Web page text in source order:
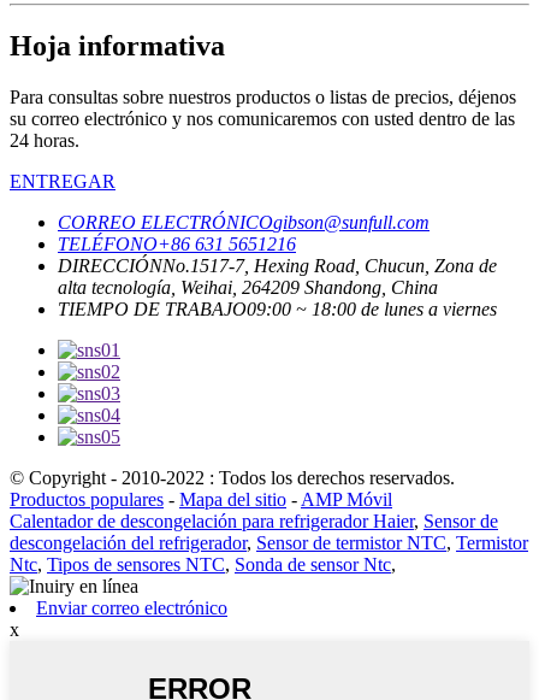
Hoja informativa
Para consultas sobre nuestros productos o listas de precios, déjenos
su correo electrónico y nos comunicaremos con usted dentro de las
24 horas.
ENTREGAR
CORREO ELECTRÓNICOgibson@sunfull.com
TELÉFONO+86 631 5651216
DIRECCIÓNNo.1517-7, Hexing Road, Chucun, Zona de
alta tecnología, Weihai, 264209 Shandong, China
TIEMPO DE TRABAJO09:00 ~ 18:00 de lunes a viernes
© Copyright - 2010-2022 : Todos los derechos reservados.
Productos populares - Mapa del sitio - AMP Móvil
Calentador de descongelación para refrigerador Haier, Sensor de
descongelación del refrigerador, Sensor de termistor NTC, Termistor
Ntc, Tipos de sensores NTC, Sonda de sensor Ntc,
Enviar correo electrónico
x